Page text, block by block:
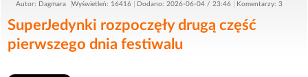
Autor: Dagmara Wyświetleń: 16416 Dodano: 2026-06-04 / 23:46 Komentarzy: 3
SuperJedynki rozpoczęły drugą część
pierwszego dnia festiwalu